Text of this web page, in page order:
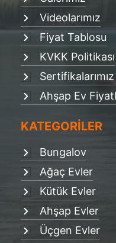
Videolarımız
Fiyat Tablosu
KVKK Politikası
Sertifikalarımız
Ahşap Ev
KATEGORİLER
Bungalov
Ağaç Evler
Kütük Evler
Ahşap Evler
Üçgen Evler